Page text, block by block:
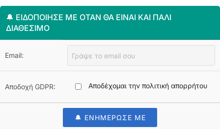
🔔 ΕΙΔΟΠΟΊΗΣΈ ΜΕ ΌΤΑΝ ΘΑ ΕΊΝΑΙ ΚΑΙ ΠΆΛΙ
ΔΙΑΘΈΣΙΜΟ
Email:
Αποδοχή GDPR: Αποδέχομαι την πολιτική απορρήτου
🔔 ΕΝΗΜΕΡΩΣΕ ΜΕ